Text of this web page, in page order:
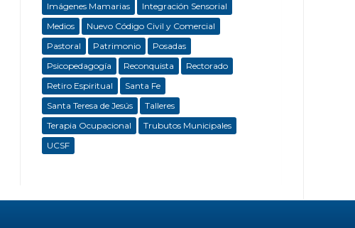
Imágenes Mamarias
Integración Sensorial
Medios
Nuevo Código Civil y Comercial
Pastoral
Patrimonio
Posadas
Psicopedagogía
Reconquista
Rectorado
Retiro Espiritual
Santa Fe
Santa Teresa de Jesús
Talleres
Terapia Ocupacional
Trubutos Municipales
UCSF